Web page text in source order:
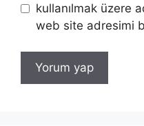
kullanılmak üzere
web site adresimi